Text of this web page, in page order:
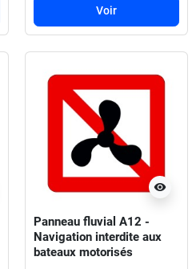
Voir
visibility
Panneau fluvial A12 -
Navigation interdite aux
bateaux motorisés